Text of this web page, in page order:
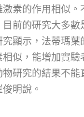
素的作用相似。
前的研究大多數
顯示，法蒂瑪葉
似，能增加實驗
研究的結果不能
明說。